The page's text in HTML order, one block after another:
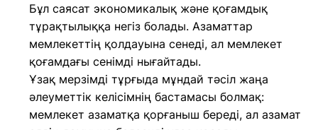
Бұл саясат экономикалық және қоғамдық
тұрақтылыққа негіз болады. Азаматтар
мемлекеттің қолдауына сенеді, ал мемлекет
қоғамдағы сенімді нығайтады.
Ұзақ мерзімді тұрғыда мұндай тәсіл жаңа
әлеуметтік келісімнің бастамасы болмақ:
мемлекет азаматқа қорғаныш береді, ал азамат